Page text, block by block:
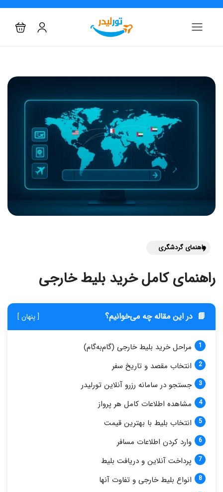
راهنمای گردشگری
راهنمای کامل خرید بلیط خارجی
📘 در این مقاله چه می‌خوانیم؟ [ پنهان ]
مراحل خرید بلیط خارجی (گام‌به‌گام)
انتخاب مقصد و تاریخ سفر
جستجو در سامانه رزرو آنلاین تورلیدر
مشاهده اطلاعات کامل هر پرواز
انتخاب بلیط با بهترین قیمت
وارد کردن اطلاعات مسافر
پرداخت آنلاین و دریافت بلیط
انواع بلیط خارجی و تفاوت آنها